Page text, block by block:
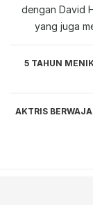
dengan David
yang juga
5 TAHUN
AKTRIS